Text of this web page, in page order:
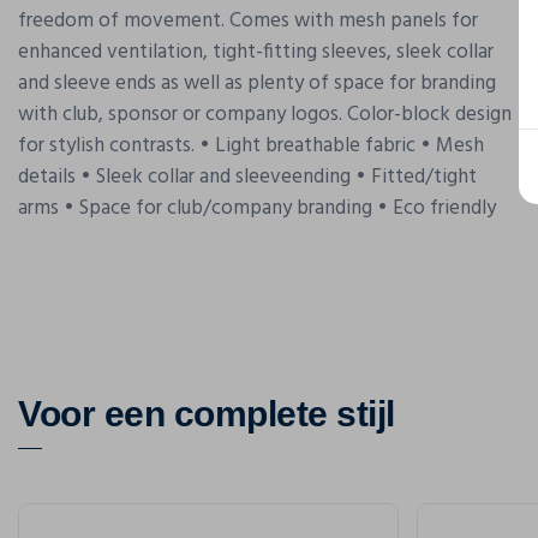
freedom of movement. Comes with mesh panels for
enhanced ventilation, tight-fitting sleeves, sleek collar
and sleeve ends as well as plenty of space for branding
with club, sponsor or company logos. Color-block design
for stylish contrasts. • Light breathable fabric • Mesh
details • Sleek collar and sleeveending • Fitted/tight
arms • Space for club/company branding • Eco friendly
Voor een complete stijl